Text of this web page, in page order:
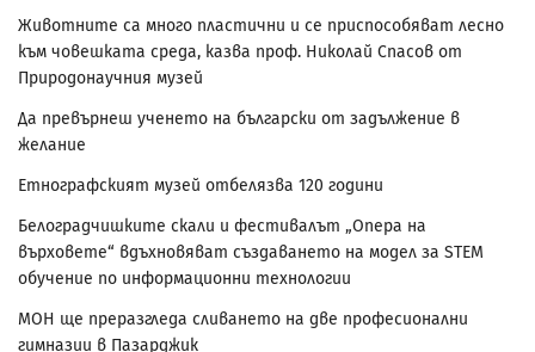
Животните са много пластични и се приспособяват лесно
към човешката среда, казва проф. Николай Спасов от
Природонаучния музей
Да превърнеш ученето на български от задължение в
желание
Етнографският музей отбелязва 120 години
Белоградчишките скали и фестивалът „Опера на
върховете“ вдъхновяват създаването на модел за STEM
обучение по информационни технологии
МОН ще преразгледа сливането на две професионални
гимназии в Пазарджик